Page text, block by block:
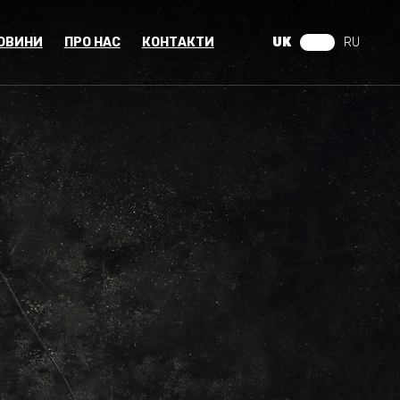
UK RU
ПРО НАС КОНТАКТИ